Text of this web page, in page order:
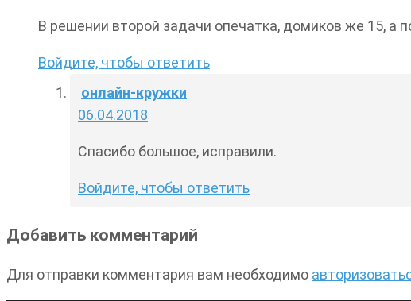
В решении второй задачи опечатка, домиков же 15, а
Войдите, чтобы ответить
онлайн-кружки
06.04.2018
Спасибо большое, исправили.
Войдите, чтобы ответить
Добавить комментарий
Для отправки комментария вам необходимо